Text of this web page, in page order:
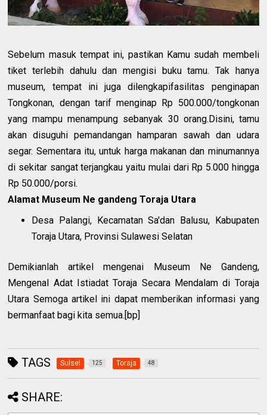
Sebelum masuk tempat ini, pastikan Kamu sudah membeli
tiket terlebih dahulu dan mengisi buku tamu. Tak hanya
museum, tempat ini juga dilengkapifasilitas penginapan
Tongkonan, dengan tarif menginap Rp 500.000/tongkonan
yang mampu menampung sebanyak 30 orang.Disini, tamu
akan disuguhi pemandangan hamparan sawah dan udara
segar. Sementara itu, untuk harga makanan dan minumannya
di sekitar sangat terjangkau yaitu mulai dari Rp 5.000 hingga
Rp 50.000/porsi.
Alamat Museum Ne gandeng Toraja Utara
Desa Palangi, Kecamatan Sa'dan Balusu, Kabupaten
Toraja Utara, Provinsi Sulawesi Selatan
Demikianlah artikel mengenai Museum Ne Gandeng,
Mengenal Adat Istiadat Toraja Secara Mendalam di Toraja
Utara Semoga artikel ini dapat memberikan informasi yang
bermanfaat bagi kita semua.[bp]
TAGS Sulsel 125 Toraja 48
SHARE: